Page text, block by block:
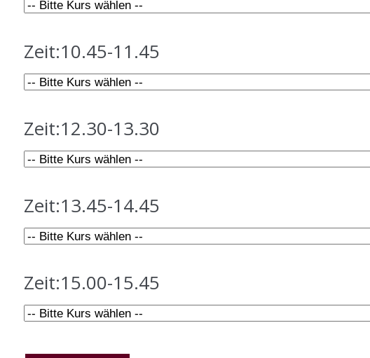
Zeit:10.45-11.45
Zeit:12.30-13.30
Zeit:13.45-14.45
Zeit:15.00-15.45